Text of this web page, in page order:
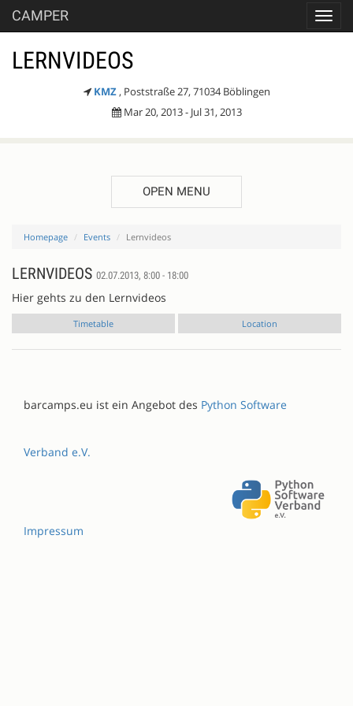
CAMPER
LERNVIDEOS
KMZ , Poststraße 27, 71034 Böblingen
Mar 20, 2013 - Jul 31, 2013
OPEN MENU
Homepage Events Lernvideos
LERNVIDEOS 02.07.2013, 8:00 - 18:00
Hier gehts zu den Lernvideos
Timetable Location
barcamps.eu ist ein Angebot des Python Software
Verband e.V.
Impressum